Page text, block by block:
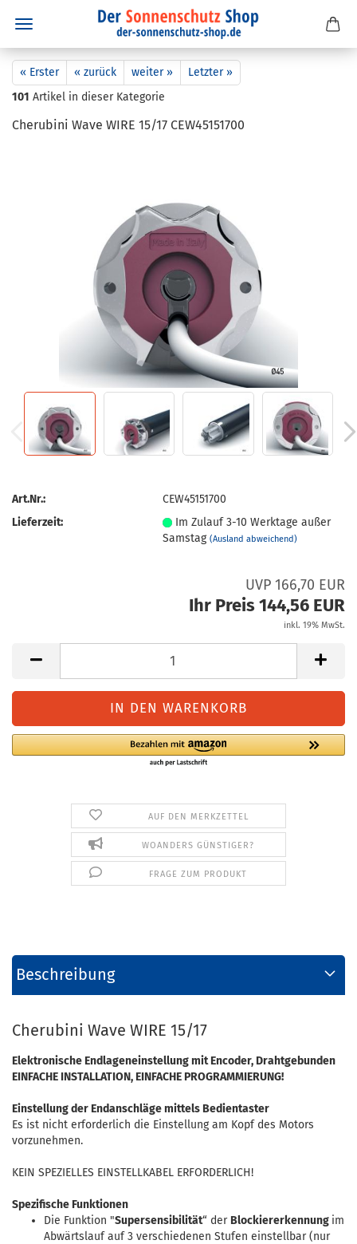
« Erster « zurück weiter »
Letzter »
101 Artikel in dieser Kategorie
Che­ru­bi­ni Wave WIRE 15/17 CEW45151700
Art.Nr.:
CEW45151700
Lieferzeit:
Im Zulauf 3-10 Werktage außer
Samstag(Ausland abweichend)
UVP 166,70 EUR
Ihr Preis 144,56 EUR
inkl. 19% MwSt.
AUF DEN MERKZETTEL
WOANDERS GÜNSTIGER?
FRAGE ZUM PRODUKT
Beschreibung
Cherubini Wave WIRE 15/17
Elektronische Endlageneinstellung mit Encoder, Drahtgebunden
EINFACHE INSTALLATION, EINFACHE PROGRAMMIERUNG!
Einstellung der Endanschläge mittels Bedientaster
Es ist nicht erforderlich die Einstellung am Kopf des Motors
vorzunehmen.
KEIN SPEZIELLES EINSTELLKABEL ERFORDERLICH!
Spezifische Funktionen
Die Funktion "Supersensibilität“ der Blockiererkennung im
Abwärtslauf auf 3 verschiedenen Stufen einstellbar (nur